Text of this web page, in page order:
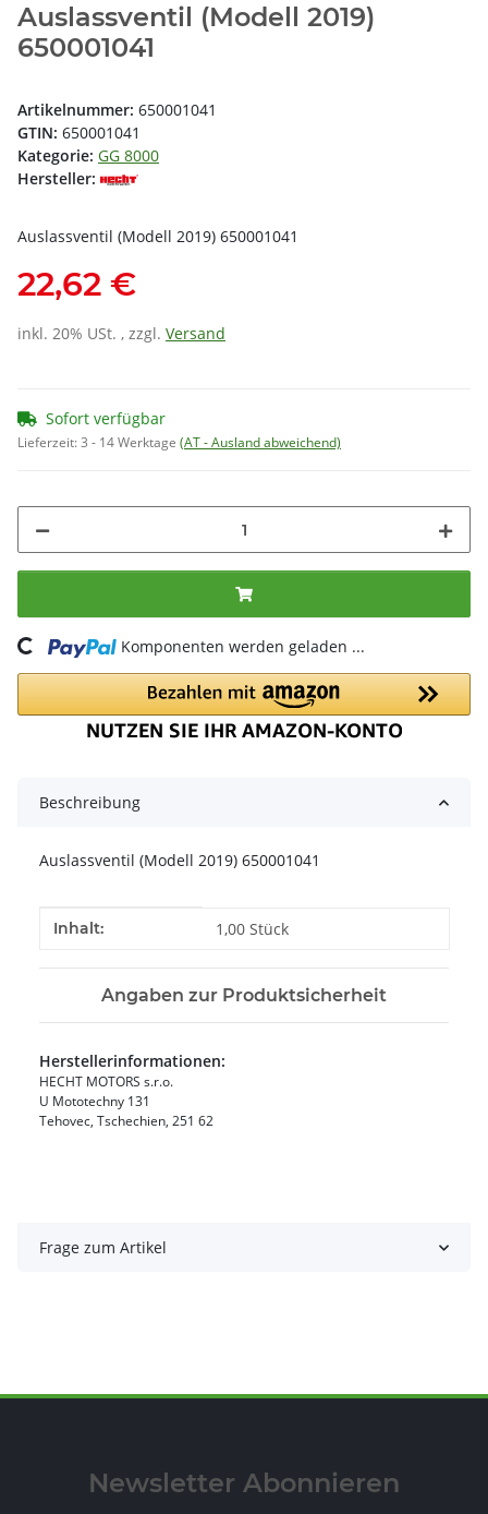
Auslassventil (Modell 2019)
650001041
Artikelnummer: 650001041
GTIN: 650001041
Kategorie: GG 8000
Hersteller:
Auslassventil (Modell 2019) 650001041
22,62 €
inkl. 20% USt. , zzgl. Versand
Sofort verfügbar
Lieferzeit:3 - 14 Werktage (AT - Ausland abweichend)
Komponenten werden geladen ...
Beschreibung
Auslassventil (Modell 2019) 650001041
Produkteigenschaft
Wert
Inhalt: 1,00 Stück
Angaben zur Produktsicherheit
Herstellerinformationen:
HECHT MOTORS s.r.o.
U Mototechny 131
Tehovec, Tschechien, 251 62
Frage zum Artikel
Newsletter Abonnieren